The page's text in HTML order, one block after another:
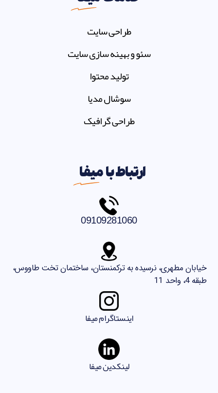
طراحی سایت
سئو و بهینه سازی سایت
تولید محتوا
سوشال مدیا
طراحی گرافیک
ارتباط بامیفا
09109281060
خیابان مطهری، نرسیده به ترکمنستان، ساختمان تخت طاووس،
طبقه 4، واحد 11
اینستاگرام میفا
لینکدین میفا